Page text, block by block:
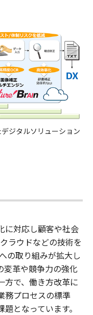
ジタルソリューション
に対応し顧客や社会
ラウドなどの技術を
の取り組みが拡大し
変革や競争力の強化
方で、働き方改革に
務プロセスの標準
となっています。